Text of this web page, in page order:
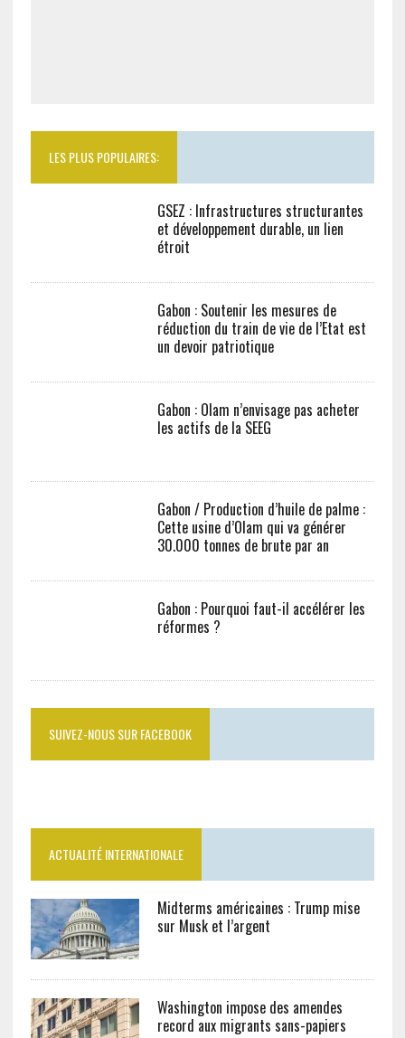
LES PLUS POPULAIRES:
GSEZ : Infrastructures structurantes
et développement durable, un lien
étroit
Gabon : Soutenir les mesures de
réduction du train de vie de l’Etat est
un devoir patriotique
Gabon : Olam n’envisage pas acheter
les actifs de la SEEG
Gabon / Production d’huile de palme :
Cette usine d’Olam qui va générer
30.000 tonnes de brute par an
Gabon : Pourquoi faut-il accélérer les
réformes ?
SUIVEZ-NOUS SUR FACEBOOK
ACTUALITÉ INTERNATIONALE
Midterms américaines : Trump mise
sur Musk et l’argent
Washington impose des amendes
record aux migrants sans-papiers